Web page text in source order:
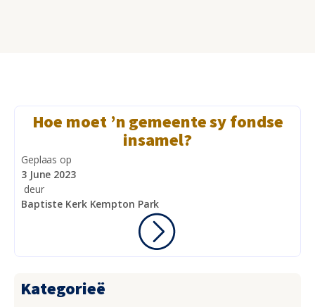
Hoe moet ’n gemeente sy fondse
insamel?
Geplaas op
3 June 2023
deur
Baptiste Kerk Kempton Park
Kategorieë